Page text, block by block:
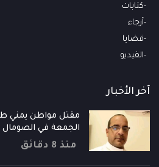
كتابات
أرجاء
قضايا
الفيديو
آخر الأخبار
مقتل مواطن يمني
الجمعة في الصومال
منذ 8 دقائق